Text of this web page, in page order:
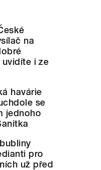
na
i ze
havárie
se
jednoho
pro
už před